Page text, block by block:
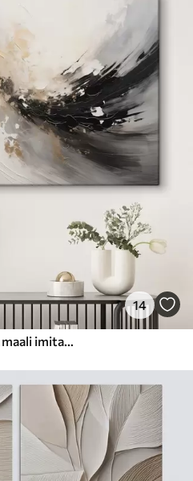
14
Abstraktne kompositsioon, maali imitatsioon